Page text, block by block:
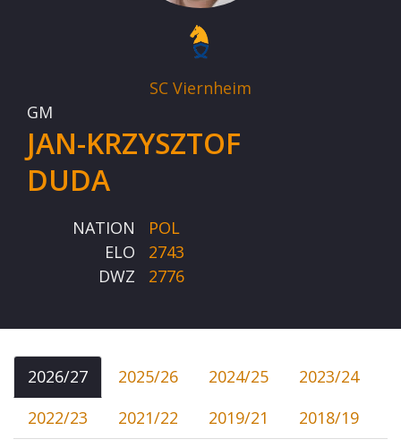
SC Viernheim
GM
JAN-KRZYSZTOF
DUDA
NATION
POL
ELO
2743
DWZ
2776
2026/27 2025/26 2024/25
2023/24
2022/23
2021/22 2019/21
2018/19